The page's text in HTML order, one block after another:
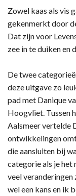
Zowel kaas als vis
gekenmerkt door
Dat zijn voor
zee in te duiken en
De twee
deze uitgave zo
pad met Danique
Hoogvliet. Tussen
Aalsmeer vertelde
ontwikkelingen
die aansluiten bij
categorie als je het
veel
wel een kans en ik